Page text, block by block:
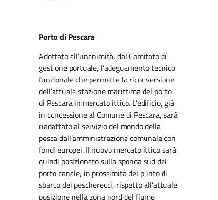
Porto di Pescara
Adottato all’unanimità, dal Comitato di
gestione portuale, l’adeguamento tecnico
funzionale che permette la riconversione
dell’attuale stazione marittima del porto
di Pescara in mercato ittico. L’edificio, già
in concessione al Comune di Pescara, sarà
riadattato al servizio del mondo della
pesca dall’amministrazione comunale con
fondi europei. Il nuovo mercato ittico sarà
quindi posizionato sulla sponda sud del
porto canale, in prossimità del punto di
sbarco dei pescherecci, rispetto all’attuale
posizione nella zona nord del fiume